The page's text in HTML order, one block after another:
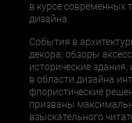
в курсе современных
дизайна.
События в
декора, обзоры
исторические
в области дизайна
флористические
призваны
взыскательного